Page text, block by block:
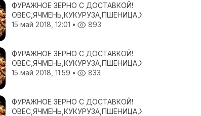
ФУРАЖНОЕ ЗЕРНО С ДОСТАВКОЙ!
ОВЕС,ЯЧМЕНЬ,КУКУРУЗА,ПШЕНИЦА,ЖМЫХИ,ШРОТА!
15 май 2018, 12:01 • 893
ФУРАЖНОЕ ЗЕРНО С ДОСТАВКОЙ!
ОВЕС,ЯЧМЕНЬ,КУКУРУЗА,ПШЕНИЦА,ЖМЫХИ,ШРОТА!
15 май 2018, 11:59 • 833
ФУРАЖНОЕ ЗЕРНО С ДОСТАВКОЙ!
ОВЕС,ЯЧМЕНЬ,КУКУРУЗА,ПШЕНИЦА,ЖМЫХИ,ШРОТА!